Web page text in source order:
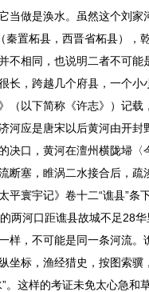
做是涣水。虽然这个刘
置柘县，西晋省柘县），
不相同，也说明二者不可
长，跨越几个府县，一个
（以下简称《许志》）记
应是唐宋以后黄河由开
决口，黄河在澶州横陇埽
断塞，睢涡二水接合后，
寰宇记》卷十二“谯县”
两河口距谯县故城不足28
，不可能是同一条河流。
坐标，渔经猎史，按图索
这样的考证未免太心急和草